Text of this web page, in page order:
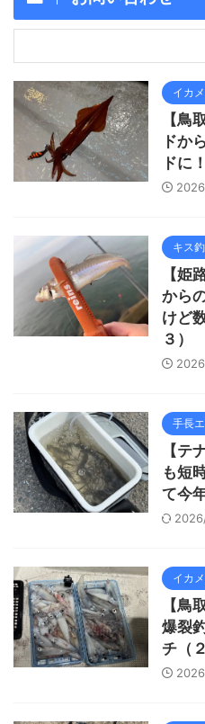
イカ
【鳥
ドか
ドに
キス
【姫
から
けど
３）
手長
【テ
も短
て今
イカ
【鳥
爆裂
チ（